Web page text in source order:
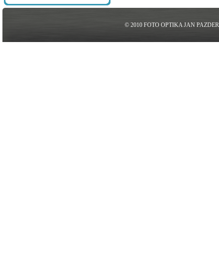
© 2010 FOTO OPTIKA JAN